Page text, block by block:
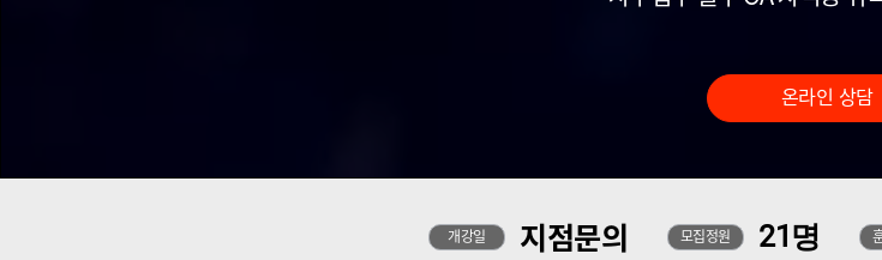
온라인 상담
개강일 지점문의 모집정원 21명